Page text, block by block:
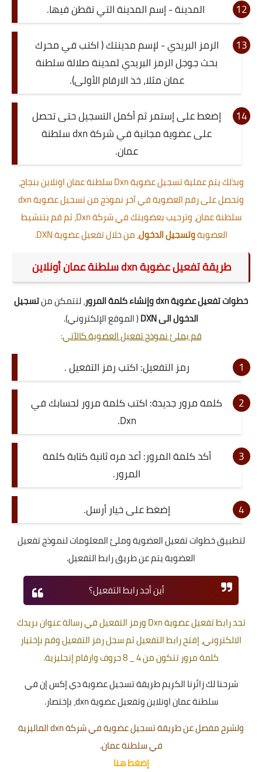
المدينة - إسم المدينة التي تقطن فيها.
الرمز البريدي - لإسم مدينتك ( اكتب في محرك
بحث جوجل الرمز البريدي لمدينة صلالة سلطنة
عمان مثلا، خذ الارقام الأولى).
إضغط على إستمر ثم أكمل التسجيل حتى تحصل
على عضوية مجانية في شركة dxn سلطنة
عمان.
وبذلك يتم عملية تسجيل عضوية Dxn سلطنة عمان اونلاين بنجاح،
وتحصل على رقم العضوية في آخر نموذج من تسجيل عضوية dxn
سلطنة عمان، وترحيب بعضويتك في شركة Dxn، ثم قم بتنشيط
العضويةوتسجيل الدخول، من خلال تفعيل عضوية DXN .
طريقة تفعيل عضوية dxn سلطنة عمان أونلاين
خطوات تفعيل عضوية dxn وإنشاء كلمة المرور ، لتتمكن منتسجيل
الدخول الى DXN
( الموقع الإلكتروني).
قم بملئ نموذج تفعيل العضوية كالآتي:
رمز التفعيل: اكتب رمز التفعيل .
كلمة مرور جديدة: اكتب كلمة مرور لحسابك في
Dxn.
أكد كلمة المرور: أعد مره ثانية كتابة كلمة
المرور.
إضغط على خيار أرسل.
لتطبيق خطوات تفعيل العضوية وملئ المعلومات لنموذج تفعيل
العضوية يتم عن طريق رابط التفعيل.
أين أجد رابط التفعيل؟
تجد رابط تفعيل عضوية Dxn ورمز التفعيل في رسالة عنوان بريدك
الالكتروني، إفتح رابط التفعيل ثم سجل رمز التفعيل وقم بإختيار
كلمة مرور تتكون من 4 _ 8 حروف وارقام إنجليزية
.
شرحنا لك زائرنا الكريم طريقة تسجيل عضوية دي إكس إن في
سلطنة عمان اونلاين وتفعيل عضوية dxn، بإختصار.
ولشرح مفصل عن طريقة تسجيل عضوية في شركة dxn الماليزية
في سلطنة عمان.
إضغط هنا